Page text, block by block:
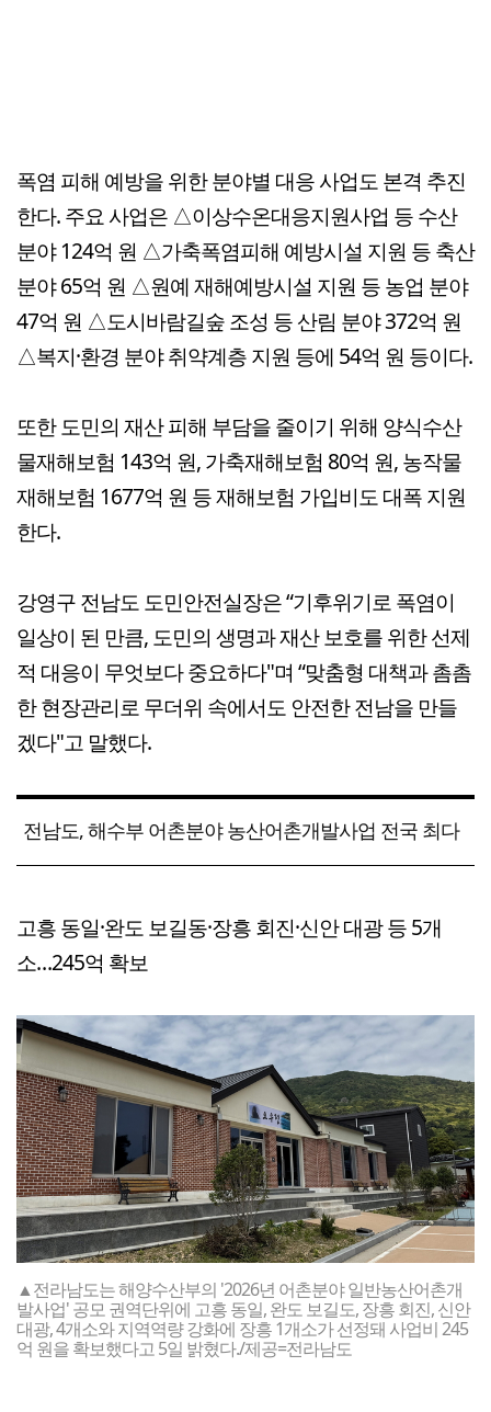
폭염 피해 예방을 위한 분야별 대응 사업도 본격 추진
한다. 주요 사업은 △이상수온대응지원사업 등 수산
분야 124억 원 △가축폭염피해 예방시설 지원 등 축산
분야 65억 원 △원예 재해예방시설 지원 등 농업 분야
47억 원 △도시바람길숲 조성 등 산림 분야 372억 원
△복지·환경 분야 취약계층 지원 등에 54억 원 등이다.
또한 도민의 재산 피해 부담을 줄이기 위해 양식수산
물재해보험 143억 원, 가축재해보험 80억 원, 농작물
재해보험 1677억 원 등 재해보험 가입비도 대폭 지원
한다.
강영구 전남도 도민안전실장은 “기후위기로 폭염이
일상이 된 만큼, 도민의 생명과 재산 보호를 위한 선제
적 대응이 무엇보다 중요하다"며 “맞춤형 대책과 촘촘
한 현장관리로 무더위 속에서도 안전한 전남을 만들
겠다"고 말했다.
전남도, 해수부 어촌분야 농산어촌개발사업 전국 최다
고흥 동일·완도 보길동·장흥 회진·신안 대광 등 5개
소…245억 확보
▲전라남도는 해양수산부의 '2026년 어촌분야 일반농산어촌개
발사업' 공모 권역단위에 고흥 동일, 완도 보길도, 장흥 회진, 신안
대광, 4개소와 지역역량 강화에 장흥 1개소가 선정돼 사업비 245
억 원을 확보했다고 5일 밝혔다./제공=전라남도